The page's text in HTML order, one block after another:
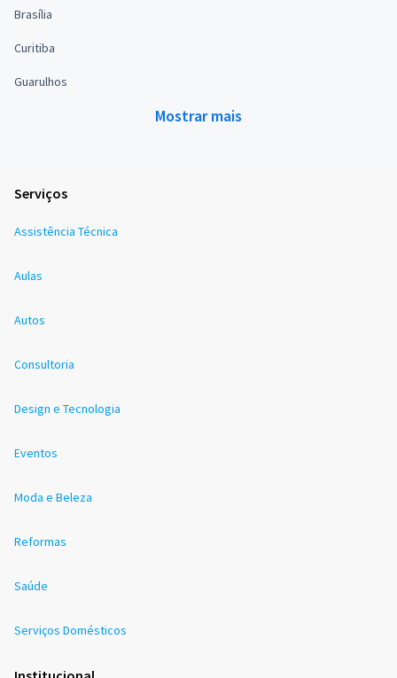
Brasília
Curitiba
Guarulhos
Mostrar mais
Serviços
Assistência Técnica
Aulas
Autos
Consultoria
Design e Tecnologia
Eventos
Moda e Beleza
Reformas
Saúde
Serviços Domésticos